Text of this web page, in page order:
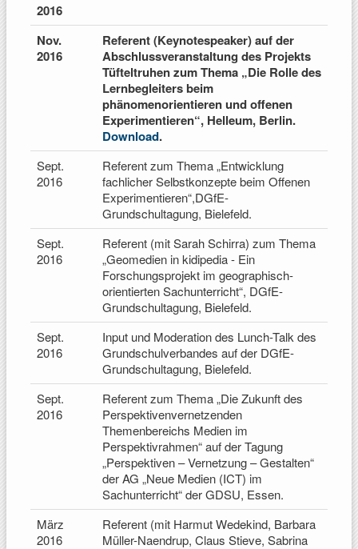
2016
Nov.
2016
Referent (Keynotespeaker) auf der
Abschlussveranstaltung des Projekts
Tüfteltruhen zum Thema „Die Rolle des
Lernbegleiters beim
phänomenorientieren und offenen
Experimentieren“, Helleum, Berlin.
Download.
Sept.
2016
Referent zum Thema „Entwicklung
fachlicher Selbstkonzepte beim Offenen
Experimentieren“,DGfE-
Grundschultagung, Bielefeld.
Sept.
2016
Referent (mit Sarah Schirra) zum Thema
„Geomedien in kidipedia - Ein
Forschungsprojekt im geographisch-
orientierten Sachunterricht“, DGfE-
Grundschultagung, Bielefeld.
Sept.
2016
Input und Moderation des Lunch-Talk des
Grundschulverbandes auf der DGfE-
Grundschultagung, Bielefeld.
Sept.
2016
Referent zum Thema „Die Zukunft des
Perspektivenvernetzenden
Themenbereichs Medien im
Perspektivrahmen“ auf der Tagung
„Perspektiven – Vernetzung – Gestalten“
der AG „Neue Medien (ICT) im
Sachunterricht“ der GDSU, Essen.
März
2016
Referent (mit Harmut Wedekind, Barbara
Müller-Naendrup, Claus Stieve, Sabrina